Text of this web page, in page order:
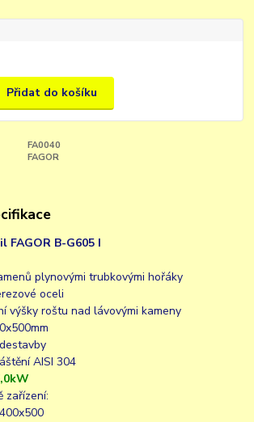
Přidat do košíku
FA0040
FAGOR
FAGOR B-G605 I
plynovými trubkovými hořáky
oceli
výšky roštu nad lávovými kameny
AISI 304
zařízení: